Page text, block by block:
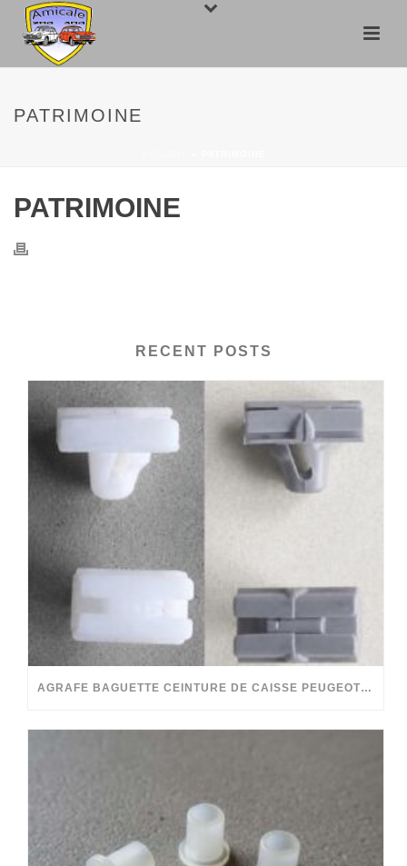
PATRIMOINE
PATRIMOINE
RECENT POSTS
AGRAFE BAGUETTE CEINTURE DE CAISSE PEUGEOT 204 304